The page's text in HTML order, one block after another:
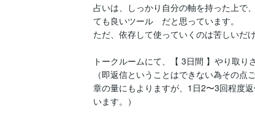
占いは、しっかり自分の軸を持った上で
ても良いツール　だと思っています。
ただ、依存して使っていくのは苦しいだけ
トークルームにて、【 3日間 】やり取り
（即返信ということはできない為その点
章の量にもよりますが、1日2〜3回程度
います。）